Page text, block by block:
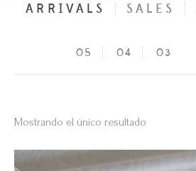
ARRIVALS SALES
05 04 03
Mostrando el único resultado